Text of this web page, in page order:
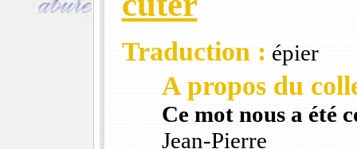
Traduction : épier
A propos du
Ce mot nous a été
Jean-Pierre